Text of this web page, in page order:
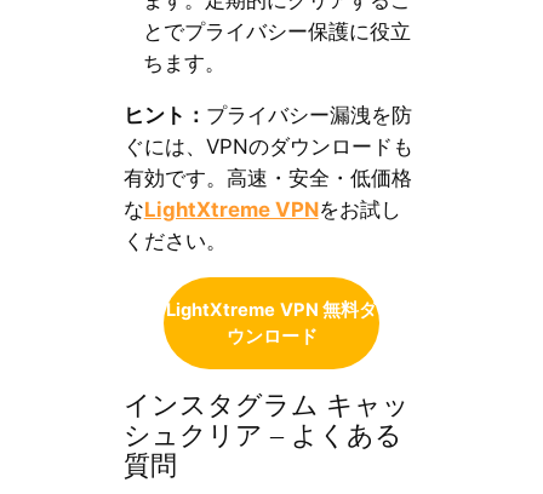
とでプライバシー保護に役立
ちます。
ヒント： プライバシー漏洩を防
ぐには、VPNのダウンロードも
有効です。高速・安全・低価格
なLightXtreme VPNをお試し
ください。
LightXtreme VPN 無料ダ
ウンロード
インスタグラム キャッ
シュクリア – よくある
質問